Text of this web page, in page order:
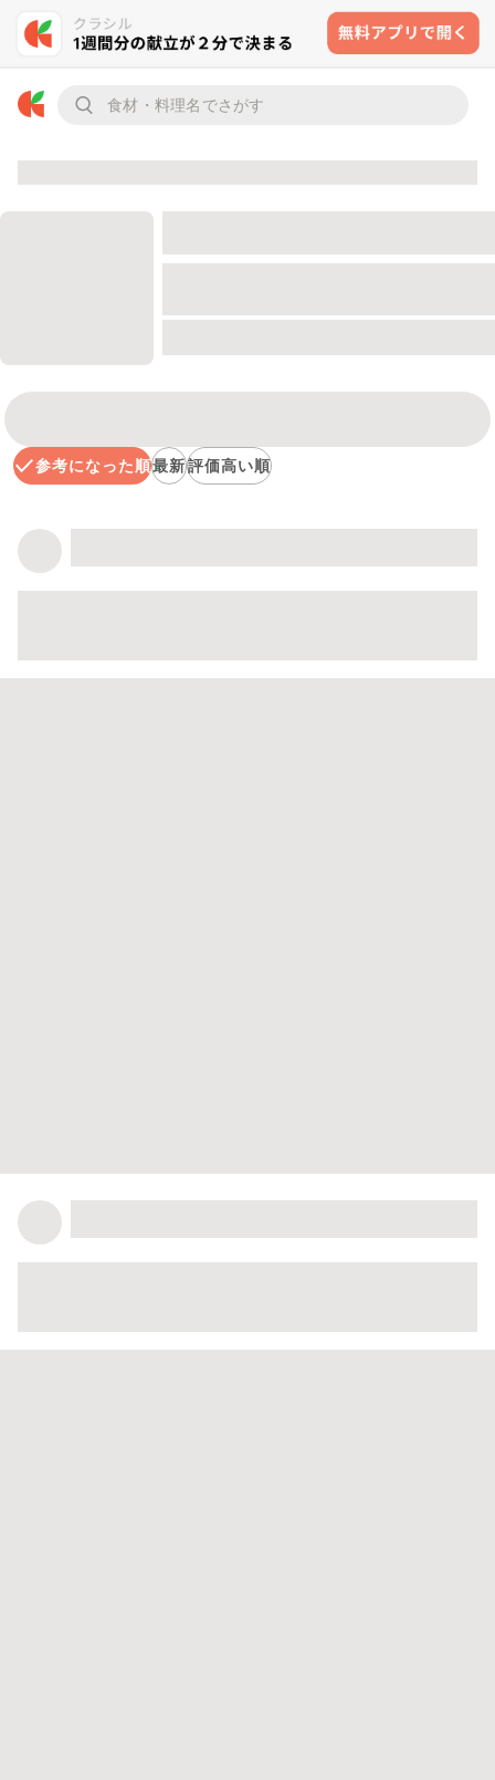
参考になった順最新評価高い順